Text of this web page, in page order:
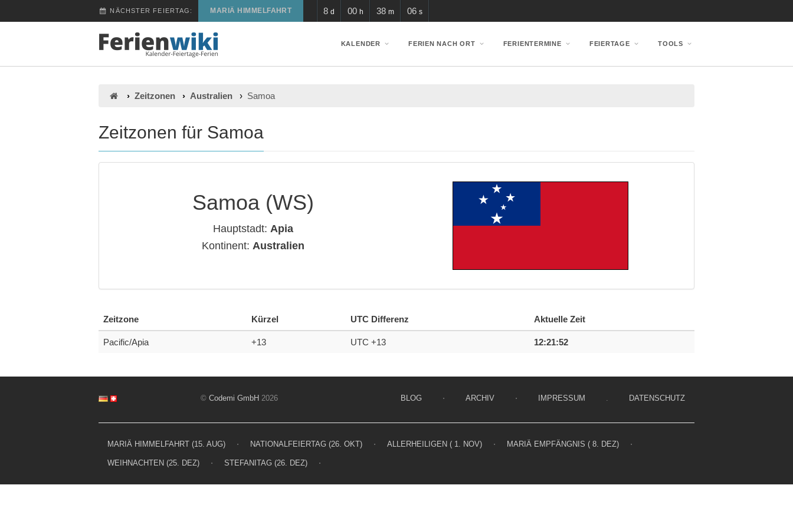
NÄCHSTER FEIERTAG: MARIÄ HIMMELFAHRT 8 d 00 h 38 m 06 s
KALENDER FERIEN NACH ORT FERIENTERMINE FEIERTAGE TOOLS
Zeitzonen Australien Samoa
Zeitzonen für Samoa
Samoa (WS)
Hauptstadt: Apia
Kontinent: Australien
Zeitzone Kürzel UTC Differenz Aktuelle Zeit
Pacific/Apia +13 UTC +13 12:21:52
©Codemi GmbH 2026 BLOG ⋅ ARCHIV ⋅ IMPRESSUM . DATENSCHUTZ
MARIÄ HIMMELFAHRT (15. AUG) ⋅ NATIONALFEIERTAG (26. OKT) ⋅ ALLERHEILIGEN ( 1. NOV) ⋅ MARIÄ EMPFÄNGNIS ( 8. DEZ) ⋅
WEIHNACHTEN (25. DEZ) ⋅ STEFANITAG (26. DEZ) ⋅